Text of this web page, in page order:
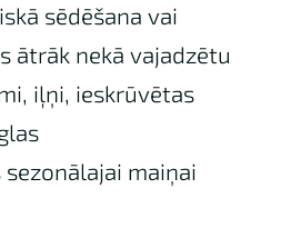
sēdēšana vai
ātrāk nekā vajadzētu
iļņi, ieskrūvētas
maiņai